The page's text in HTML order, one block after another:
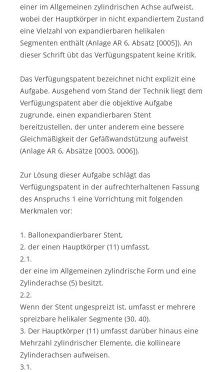
einer im Allgemeinen zylindrischen Achse aufweist,
wobei der Hauptkörper in nicht expandiertem Zustand
eine Vielzahl von expandierbaren helikalen
Segmenten enthält (Anlage AR 6, Absatz [0005]). An
dieser Schrift übt das Verfügungspatent keine Kritik.
Das Verfügungspatent bezeichnet nicht explizit eine
Aufgabe. Ausgehend vom Stand der Technik liegt dem
Verfügungspatent aber die objektive Aufgabe
zugrunde, einen expandierbaren Stent
bereitzustellen, der unter anderem eine bessere
Gleichmäßigkeit der Gefäßwandstützung aufweist
(Anlage AR 6, Absätze [0003, 0006]).
Zur Lösung dieser Aufgabe schlägt das
Verfügungspatent in der aufrechterhaltenen Fassung
des Anspruchs 1 eine Vorrichtung mit folgenden
Merkmalen vor:
1. Ballonexpandierbarer Stent,
2. der einen Hauptkörper (11) umfasst,
2.1.
der eine im Allgemeinen zylindrische Form und eine
Zylinderachse (5) besitzt.
2.2.
Wenn der Stent ungespreizt ist, umfasst er mehrere
spreizbare helikaler Segmente (30, 40).
3. Der Hauptkörper (11) umfasst darüber hinaus eine
Mehrzahl zylindrischer Elemente, die kollineare
Zylinderachsen aufweisen.
3.1.